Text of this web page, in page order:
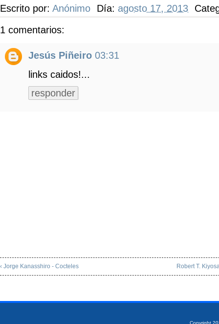
Escrito por: Anónimo Día: agosto 17, 2013
1 comentarios:
Jesús Piñeiro 03:31
links caidos!...
responder
‹ Jorge Kanasshiro - Cocteles Robert T.
Copyright